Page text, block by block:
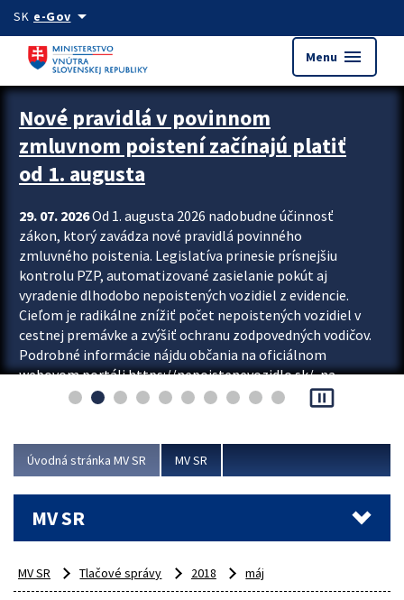
Preskocit na hlavný obsah
SK e-Govarrow_drop_down
Menu menu
Zastavit automatický posun upútavok
Nové pravidlá v povinnom
zmluvnom poistení začínajú platiť
od 1. augusta
29. 07. 2026Od 1. augusta 2026 nadobudne účinnosť
zákon, ktorý zavádza nové pravidlá povinného
zmluvného poistenia. Legislatíva prinesie prísnejšiu
kontrolu PZP, automatizované zasielanie pokút aj
vyradenie dlhodobo nepoistených vozidiel z evidencie.
Cieľom je radikálne znížiť počet nepoistených vozidiel v
cestnej premávke a zvýšiť ochranu zodpovedných vodičov.
Podrobné informácie nájdu občania na oficiálnom
webovom portáli https://nepoistenevozidlo.sk/, na
ktorom od augusta pribudne aj možnosť overiť si...
pause_presentation
Úvodná stránka MV SR MV SR
MV SR
MV SR Tlačové správy 2018 máj